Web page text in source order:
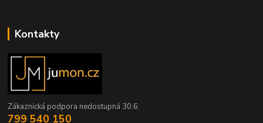
Kontakty
Zákaznická podpora nedostupná 30.6.
799 540 150